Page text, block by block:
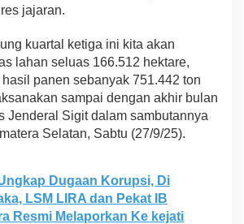
jajaran.
kuartal ketiga ini kita akan
lahan seluas 166.512 hektare,
panen sebanyak 751.442 ton
sampai dengan akhir bulan
Jenderal Sigit dalam sambutannya
Selatan, Sabtu (27/9/25).
Dugaan Korupsi, Di
LSM LIRA dan Pekat IB
Resmi Melaporkan Ke kejati